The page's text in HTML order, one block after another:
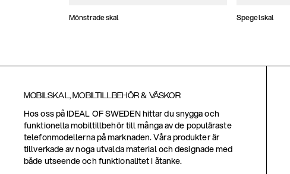
Mönstrade skal Spegelskal
MOBILSKAL, MOBILTILLBEHÖR & VÄSKOR
Hos oss på IDEAL OF SWEDEN hittar du snygga och
funktionella mobiltillbehör till många av de populäraste
telefonmodellerna på marknaden. Våra produkter är
tillverkade av noga utvalda material och designade med
både utseende och funktionalitet i åtanke.